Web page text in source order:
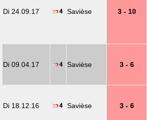
Di 24.09.17 Savièse 3 - 10
Di 09.04.17 Savièse 3 - 6
Di 18.12.16 Savièse 3 - 6